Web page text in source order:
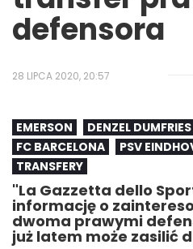
defensora
28 LIPCA 2020, 20:57
EMERSON DENZEL DUMFRIES
FC BARCELONA
PSV
TRANSFERY
"La Gazzetta dello
informację o
dwoma prawymi
już latem może zasilić